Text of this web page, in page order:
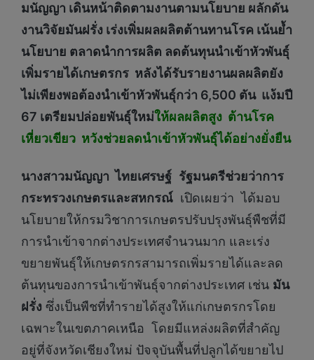
มนัญญา เดินหน้าติดตามงานตามนโยบาย ผลักดัน
งานวิจัยมันฝรั่ง เร่งเพิ่มผลผลิตต้านทานโรค เน้นย้ำ
นโยบาย ตลาดนำการผลิต ลดต้นทุนนำเข้าหัวพันธุ์
เพิ่มรายได้เกษตรกร หลังได้รับรายงานผลผลิตยัง
ไม่เพียงพอต้องนำเข้าหัวพันธุ์กว่า 6,500 ตัน แง้มปี
67 เตรียมปล่อยพันธุ์ใหม่ให้ผลผลิตสูง ต้านโรค
เหี่ยวเขียว หวังช่วยลดนำเข้าหัวพันธุ์ได้อย่างยั่งยืน
นางสาวมนัญญา ไทยเศรษฐ์ รัฐมนตรีช่วยว่าการ
กระทรวงเกษตรและสหกรณ์ เปิดเผยว่า ได้มอบ
นโยบายให้กรมวิชาการเกษตรปรับปรุงพันธุ์พืชที่มี
การนำเข้าจากต่างประเทศจำนวนมาก และเร่ง
ขยายพันธุ์ให้เกษตรกรสามารถเพิ่มรายได้และลด
ต้นทุนของการนำเข้าพันธุ์จากต่างประเทศ เช่น มัน
ฝรั่ง ซึ่งเป็นพืชที่ทำรายได้สูงให้แก่เกษตรกรโดย
เฉพาะในเขตภาคเหนือ โดยมีแหล่งผลิตที่สำคัญ
อยู่ที่จังหวัดเชียงใหม่ ปัจจุบันพื้นที่ปลูกได้ขยายไป